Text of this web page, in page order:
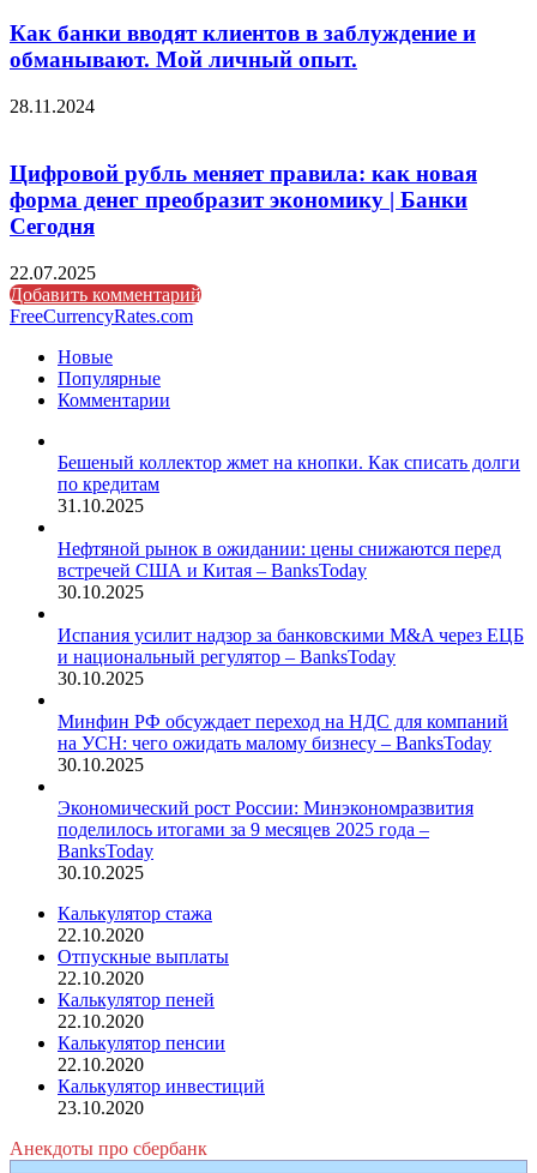
Как банки вводят клиентов в заблуждение и
обманывают. Мой личный опыт.
28.11.2024
Цифровой рубль меняет правила: как новая
форма денег преобразит экономику | Банки
Сегодня
22.07.2025
Добавить комментарий
FreeCurrencyRates.com
Новые
Популярные
Комментарии
Бешеный коллектор жмет на кнопки. Как списать долги
по кредитам
31.10.2025
Нефтяной рынок в ожидании: цены снижаются перед
встречей США и Китая – BanksToday
30.10.2025
Испания усилит надзор за банковскими M&A через ЕЦБ
и национальный регулятор – BanksToday
30.10.2025
Минфин РФ обсуждает переход на НДС для компаний
на УСН: чего ожидать малому бизнесу – BanksToday
30.10.2025
Экономический рост России: Минэкономразвития
поделилось итогами за 9 месяцев 2025 года –
BanksToday
30.10.2025
Калькулятор стажа
22.10.2020
Отпускные выплаты
22.10.2020
Калькулятор пеней
22.10.2020
Калькулятор пенсии
22.10.2020
Калькулятор инвестиций
23.10.2020
Анекдоты про сбербанк